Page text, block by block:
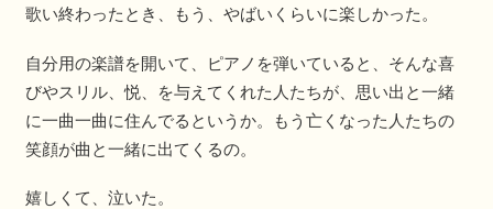
歌い終わったとき、もう、やばいくらいに楽しかった。
自分用の楽譜を開いて、ピアノを弾いていると、そんな喜
びやスリル、悦、を与えてくれた人たちが、思い出と一緒
に一曲一曲に住んでるというか。もう亡くなった人たちの
笑顔が曲と一緒に出てくるの。
嬉しくて、泣いた。